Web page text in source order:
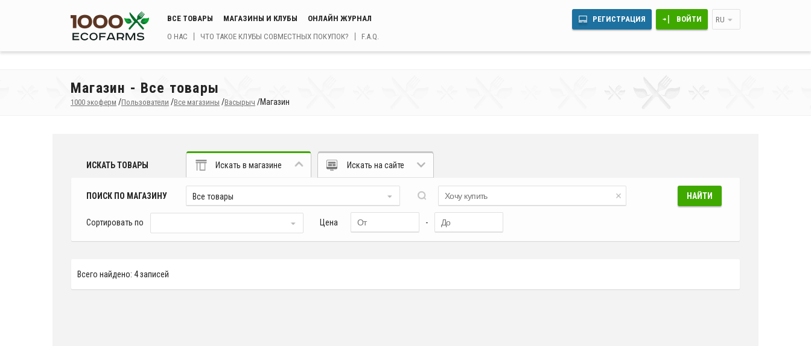
ВСЕ ТОВАРЫ МАГАЗИНЫ И КЛУБЫ
ОНЛАЙН ЖУРНАЛ
О НАС
ЧТО ТАКОЕ КЛУБЫ СОВМЕСТНЫХ ПОКУПОК? F.A.Q.
РЕГИСТРАЦИЯ ВОЙТИ RU
Магазин - Все товары
1000 экоферм /Пользователи /Все магазины /Васырыч /Магазин
ИСКАТЬ ТОВАРЫ Искать в магазине Искать на сайте
ПОИСК ПО МАГАЗИНУ Все товары НАЙТИ
Сортировать по Цена -
Всего найдено: 4 записей